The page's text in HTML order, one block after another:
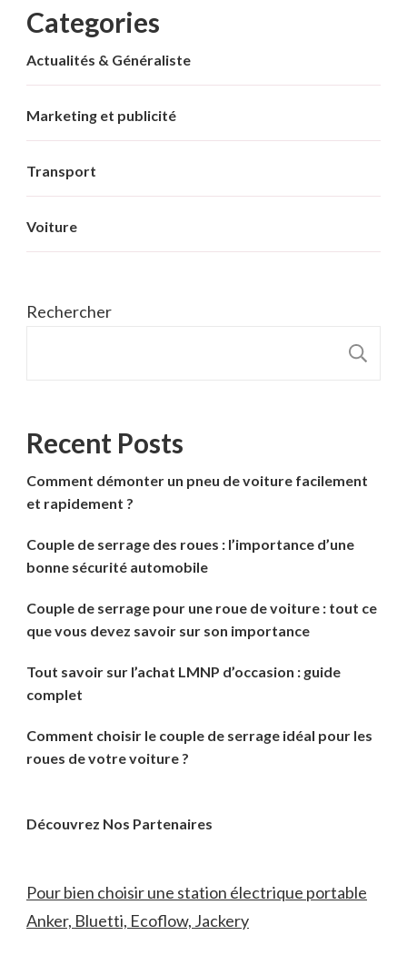
Categories
Actualités & Généraliste
Marketing et publicité
Transport
Voiture
Rechercher
Recent Posts
Comment démonter un pneu de voiture facilement
et rapidement ?
Couple de serrage des roues : l’importance d’une
bonne sécurité automobile
Couple de serrage pour une roue de voiture : tout ce
que vous devez savoir sur son importance
Tout savoir sur l’achat LMNP d’occasion : guide
complet
Comment choisir le couple de serrage idéal pour les
roues de votre voiture ?
Découvrez Nos Partenaires
Pour bien choisir une station électrique portable
Anker, Bluetti, Ecoflow, Jackery